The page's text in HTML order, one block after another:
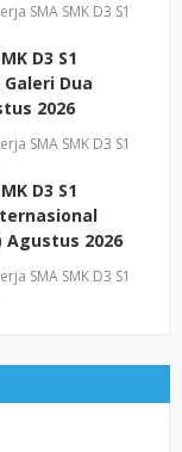
SMA SMK D3 S1
D3 S1
Dua
2026
SMA SMK D3 S1
D3 S1
Agustus 2026
SMA SMK D3 S1